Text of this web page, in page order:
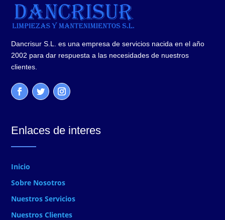
Dancrisur S.L. es una empresa de servicios nacida en el año
2002 para dar respuesta a las necesidades de nuestros
clientes.
Enlaces de interes
Inicio
Sobre Nosotros
Nuestros Servicios
Nuestros Clientes